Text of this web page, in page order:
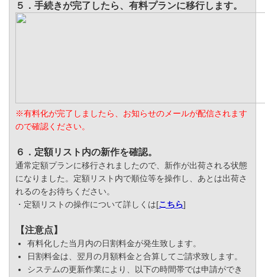
５．手続きが完了したら、有料プランに移行します。
※有料化が完了しましたら、お知らせのメールが配信されます
ので確認ください。
６．定額リスト内の新作を確認。
通常定額プランに移行されましたので、新作が出荷される状態
になりました。定額リスト内で順位等を操作し、あとは出荷さ
れるのをお待ちください。
・定額リストの操作について詳しくは[こちら]
【注意点】
有料化した当月内の日割料金が発生致します。
日割料金は、翌月の月額料金と合算してご請求致します。
システムの更新作業により、以下の時間帯では申請ができ